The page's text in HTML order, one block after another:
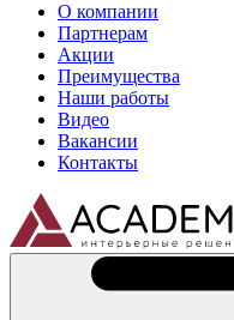
О компании
Партнерам
Акции
Преимущества
Наши работы
Видео
Вакансии
Контакты